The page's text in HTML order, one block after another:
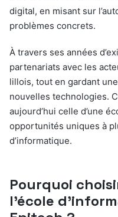
digital, en misant sur
problèmes concrets.
À travers ses années
partenariats avec les
lillois, tout en gardant
nouvelles technologies.
aujourd’hui celle d’une
opportunités uniques à
d’informatique.
Pourquoi
l’école